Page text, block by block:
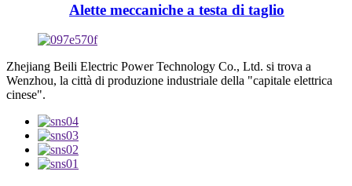
Alette meccaniche a testa di taglio
Zhejiang Beili Electric Power Technology Co., Ltd. si trova a
Wenzhou, la città di produzione industriale della "capitale elettrica
cinese".